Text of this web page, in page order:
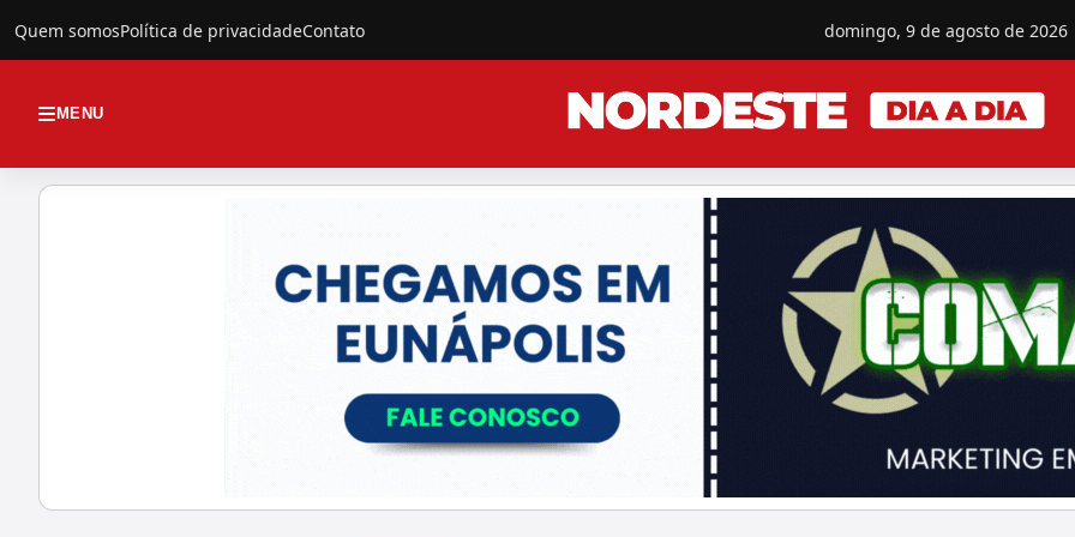
Quem somosPolítica de privacidadeContato domingo, 9 de agosto de 2026
MENU